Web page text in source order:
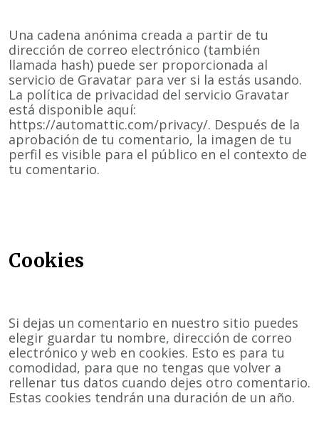
Una cadena anónima creada a partir de tu
dirección de correo electrónico (también
llamada hash) puede ser proporcionada al
servicio de Gravatar para ver si la estás usando.
La política de privacidad del servicio Gravatar
está disponible aquí:
https://automattic.com/privacy/. Después de la
aprobación de tu comentario, la imagen de tu
perfil es visible para el público en el contexto de
tu comentario.
Cookies
Si dejas un comentario en nuestro sitio puedes
elegir guardar tu nombre, dirección de correo
electrónico y web en cookies. Esto es para tu
comodidad, para que no tengas que volver a
rellenar tus datos cuando dejes otro comentario.
Estas cookies tendrán una duración de un año.